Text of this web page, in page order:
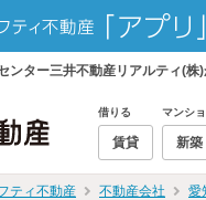
ンター三井不動産リアルティ(
借りる
賃貸
マンシ
新築
ティ不動産 不動産会社 愛